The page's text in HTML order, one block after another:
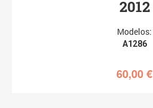
2012
Modelos:
A1286
60,00€